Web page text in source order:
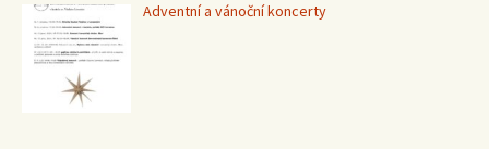
Adventní a vánoční koncerty